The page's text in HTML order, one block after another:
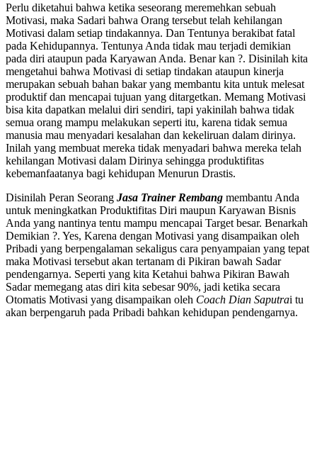
Perlu diketahui bahwa ketika seseorang meremehkan sebuah
Motivasi, maka Sadari bahwa Orang tersebut telah kehilangan
Motivasi dalam setiap tindakannya. Dan Tentunya berakibat fatal
pada Kehidupannya. Tentunya Anda tidak mau terjadi demikian
pada diri ataupun pada Karyawan Anda. Benar kan ?. Disinilah kita
mengetahui bahwa Motivasi di setiap tindakan ataupun kinerja
merupakan sebuah bahan bakar yang membantu kita untuk melesat
produktif dan mencapai tujuan yang ditargetkan. Memang Motivasi
bisa kita dapatkan melalui diri sendiri, tapi yakinilah bahwa tidak
semua orang mampu melakukan seperti itu, karena tidak semua
manusia mau menyadari kesalahan dan kekeliruan dalam dirinya.
Inilah yang membuat mereka tidak menyadari bahwa mereka telah
kehilangan Motivasi dalam Dirinya sehingga produktifitas
kebemanfaatanya bagi kehidupan Menurun Drastis.
Disinilah Peran Seorang Jasa Trainer Rembang membantu Anda
untuk meningkatkan Produktifitas Diri maupun Karyawan Bisnis
Anda yang nantinya tentu mampu mencapai Target besar. Benarkah
Demikian ?. Yes, Karena dengan Motivasi yang disampaikan oleh
Pribadi yang berpengalaman sekaligus cara penyampaian yang tepat
maka Motivasi tersebut akan tertanam di Pikiran bawah Sadar
pendengarnya. Seperti yang kita Ketahui bahwa Pikiran Bawah
Sadar memegang atas diri kita sebesar 90%, jadi ketika secara
Otomatis Motivasi yang disampaikan oleh Coach Dian Saputrai tu
akan berpengaruh pada Pribadi bahkan kehidupan pendengarnya.